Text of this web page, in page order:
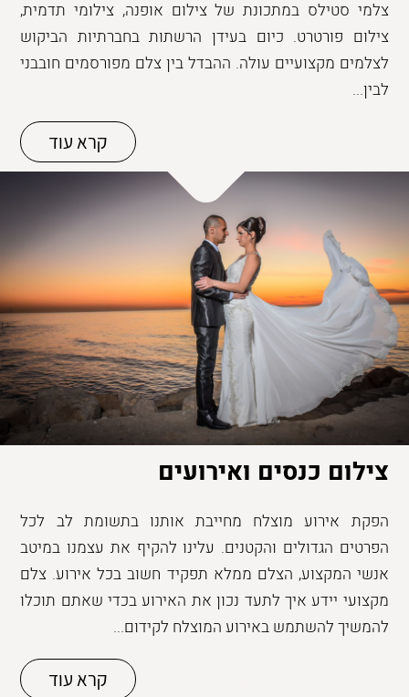
צלמי סטילס במתכונת של צילום אופנה, צילומי תדמית,
צילום פורטרט. כיום בעידן הרשתות בחברתיות הביקוש
לצלמים מקצועיים עולה. ההבדל בין צלם מפורסמים חובבני
לבין...
קרא עוד
צילום כנסים ואירועים
הפקת אירוע מוצלח מחייבת אותנו בתשומת לב לכל
הפרטים הגדולים והקטנים. עלינו להקיף את עצמנו במיטב
אנשי המקצוע, הצלם ממלא תפקיד חשוב בכל אירוע. צלם
מקצועי יידע איך לתעד נכון את האירוע בכדי שאתם תוכלו
להמשיך להשתמש באירוע המוצלח לקידום...
קרא עוד